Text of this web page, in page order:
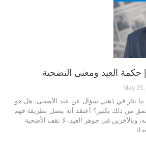
العيد ومعنى التضحية
May
ما يثار في ذهني سؤال عن عيد الأضحى، هل هو
من ذلك بكثير؟ أعتقد أنه يتصل بطريقة فهم
وبالآخرين.في جوهر العيد، لا تقف الأضحية